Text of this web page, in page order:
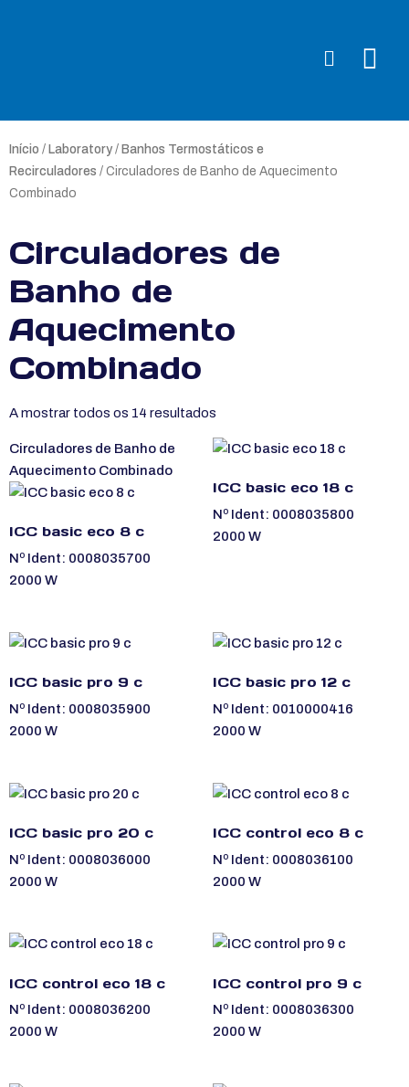
Início / Laboratory / Banhos Termostáticos e
Recirculadores / Circuladores de Banho de Aquecimento
Combinado
Circuladores de
Banho de
Aquecimento
Combinado
A mostrar todos os 14 resultados
Circuladores de Banho de
Aquecimento Combinado
ICC basic eco 8 c
Nº Ident: 0008035700
2000 W
ICC basic eco 18 c
Nº Ident: 0008035800
2000 W
ICC basic pro 9 c
Nº Ident: 0008035900
2000 W
ICC basic pro 12 c
Nº Ident: 0010000416
2000 W
ICC basic pro 20 c
Nº Ident: 0008036000
2000 W
ICC control eco 8 c
Nº Ident: 0008036100
2000 W
ICC control eco 18 c
Nº Ident: 0008036200
2000 W
ICC control pro 9 c
Nº Ident: 0008036300
2000 W